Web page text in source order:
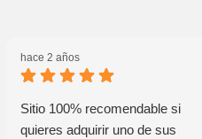
hace 2 años
Sitio 100% recomendable si
quieres adquirir uno de sus